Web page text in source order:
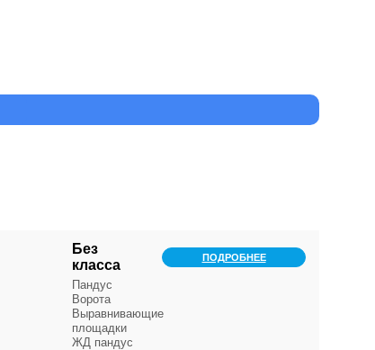
Без
класса
Пандус
Ворота
Выравнивающие
площадки
ЖД пандус
ПОДРОБНЕЕ